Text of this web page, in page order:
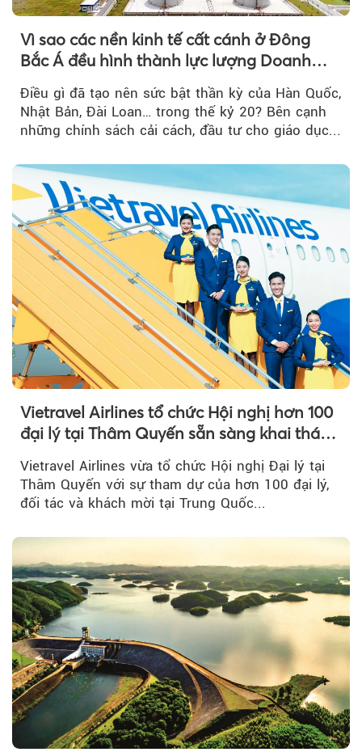
Vì sao các nền kinh tế cất cánh ở Đông
Bắc Á đều hình thành lực lượng Doanh
Điều gì đã tạo nên sức bật thần kỳ của Hàn Quốc,
Nhật Bản, Đài Loan… trong thế kỷ 20? Bên cạnh
những chính sách cải cách, đầu tư cho giáo dục...
Vietravel Airlines tổ chức Hội nghị hơn 100
đại lý tại Thâm Quyến sẵn sàng khai thác
đường bay thẳng TP.HCM - Thâm Quyến
Vietravel Airlines vừa tổ chức Hội nghị Đại lý tại
Thâm Quyến với sự tham dự của hơn 100 đại lý,
đối tác và khách mời tại Trung Quốc...